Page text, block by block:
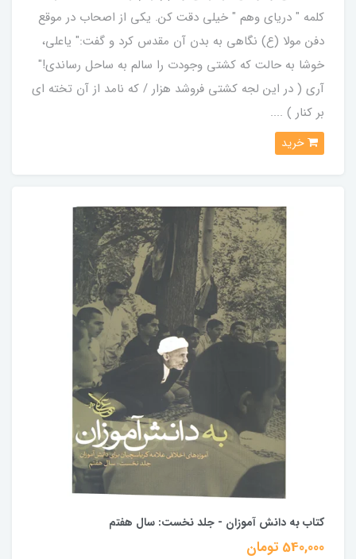
کلمه " دریای وهم " خیلی دقت کن. یکی از اصحاب در موقع
دفن مولا (ع) نگاهی به بدن آن مقدس کرد و گفت:" یاعلی،
خوشا به حالت که کشتی وجودت را سالم به ساحل رساندی!"
آری ( در این لجه کشتی فروشد هزار / که نامد از آن تخته ای
بر کنار ) ....
کتاب به دانش آموزان - جلد نخست: سال هفتم
540,000 تومان